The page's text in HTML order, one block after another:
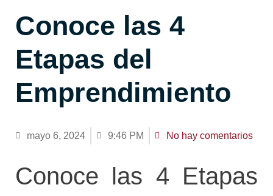
Conoce las 4
Etapas del
Emprendimiento
mayo 6, 2024 9:46 PM No hay comentarios
Conoce las 4 Etapas